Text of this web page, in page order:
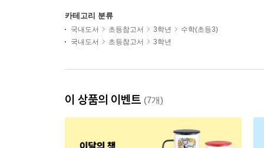
카테고리 분류
국내도서 초등참고서 3학년
수학(초등3)
국내도서
초등참고서 3학년
이 상품의 이벤트 (7개)